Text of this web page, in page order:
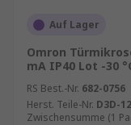
Auf Lager
Omron
mA IP40 Lot -30
RS Best.-Nr. 682-0756
Herst. Teile-Nr. D3D-
Zwischensumme (1